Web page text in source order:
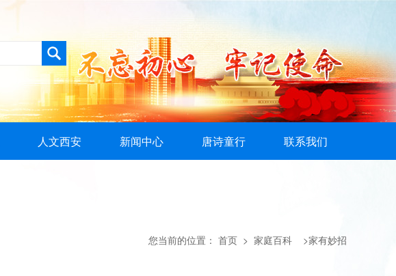
人文西安 新闻中心 唐诗童行 联系我们
您当前的位置： 首页 > 家庭百科 >家有妙招